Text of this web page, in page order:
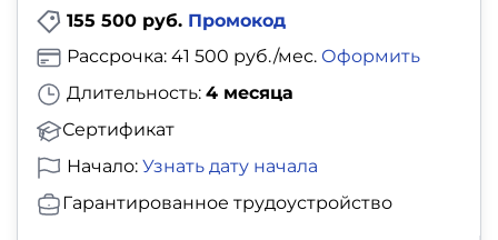
155 500 руб. Промокод
Длительность: 4 месяца
Сертификат
Рассрочка: 41 500 руб./мес. Оформить
Начало: Узнать дату начала
Гарантированное трудоустройство
Прочее
Репетиторы
Тесты
на
профориентацию